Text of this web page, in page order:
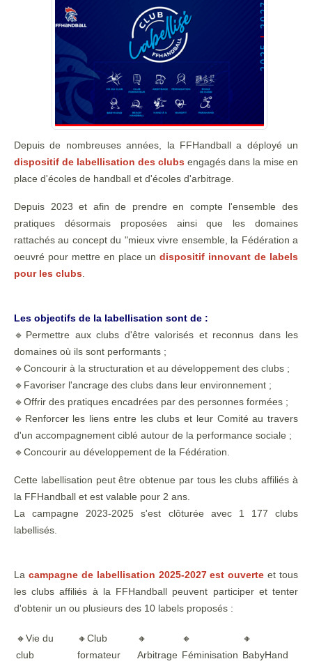
Depuis de nombreuses années, la FFHandball a déployé un
dispositif de labellisation des clubs engagés dans la mise en
place d'écoles de handball et d'écoles d'arbitrage.
Depuis 2023 et afin de prendre en compte l'ensemble des
pratiques désormais proposées ainsi que les domaines
rattachés au concept du "mieux vivre ensemble, la Fédération a
oeuvré pour mettre en place undispositif innovant de labels
pour les clubs
Les objectifs de la labellisation sont de :
🔹Permettre aux clubs d'être valorisés et reconnus dans les
domaines où ils sont performants ;
🔹Concourir à la structuration et au développement des clubs ;
🔹Favoriser l'ancrage des clubs dans leur environnement ;
🔹Offrir des pratiques encadrées par des personnes formées ;
🔹Renforcer les liens entre les clubs et leur Comité au travers
d'un accompagnement ciblé autour de la performance sociale ;
🔹Concourir au développement de la Fédération.
Cette labellisation peut être obtenue par tous les clubs affiliés à
la FFHandball et est valable pour 2 ans.
La campagne 2023-2025 s'est clôturée avec 1 177 clubs
labellisés.
La campagne de labellisation 2025-2027 est ouverte et tous
les clubs affiliés à la FFHandball peuvent participer et tenter
d'obtenir un ou plusieurs des 10 labels proposés :
🔸Vie du
club
🔸Club
formateur
🔸
Arbitrage
🔸
Féminisation
🔸
BabyHand